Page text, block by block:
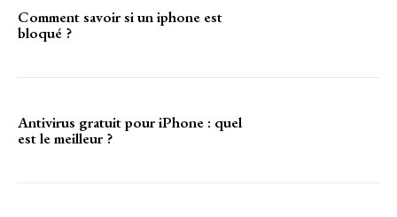
Comment savoir si un iphone est
bloqué ?
Antivirus gratuit pour iPhone : quel
est le meilleur ?